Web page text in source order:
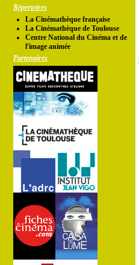
Répertoires
La Cinémathèque française
La Cinémathèque de Toulouse
Centre National du Cinéma et de
l'image animée
Partenaires